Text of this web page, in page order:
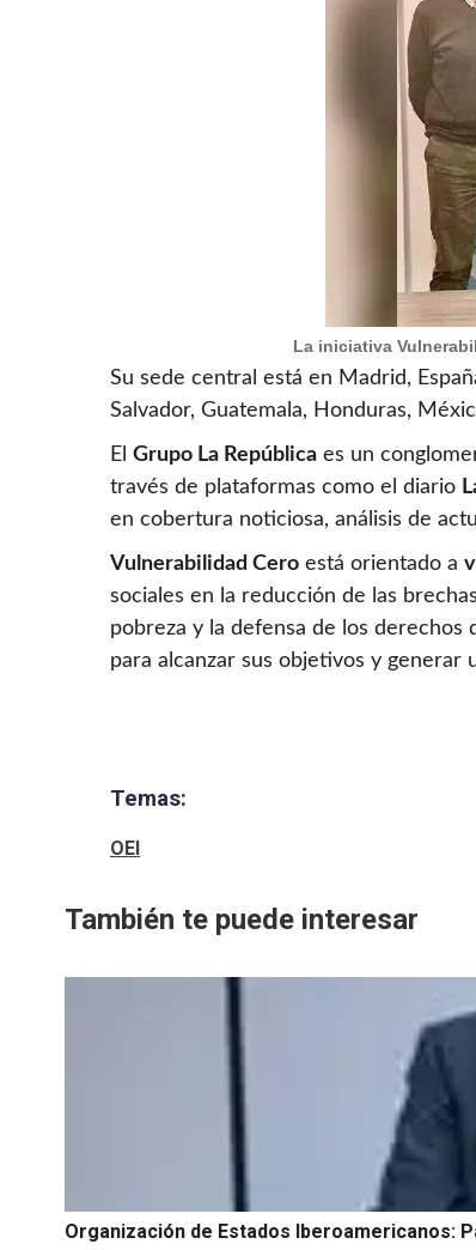
La iniciativa
Su sede central está en Madrid,
Salvador, Guatemala, Honduras,
El Grupo La República es un
través de plataformas como el diario
en cobertura noticiosa, análisis de
Vulnerabilidad Cero está orientado a
sociales en la reducción de las
pobreza y la defensa de los derechos
para alcanzar sus objetivos y generar
Temas:
OEI
También te puede interesar
Organización de Estados Iberoamericanos: